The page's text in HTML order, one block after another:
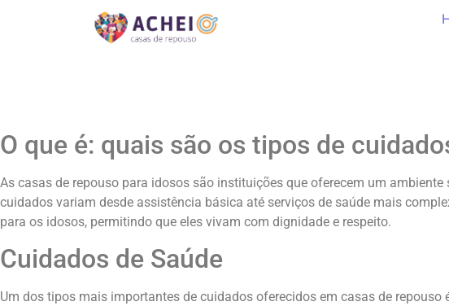
O que é: quais são os tipos de
As casas de repouso para idosos são instituições que oferecem um
cuidados variam desde assistência básica até serviços de saúde mais
para os idosos, permitindo que eles vivam com dignidade e respeito.
Cuidados de Saúde
Um dos tipos mais importantes de cuidados oferecidos em casas de